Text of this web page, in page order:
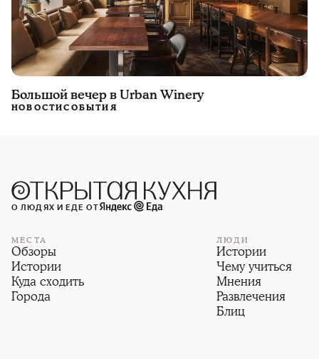
Большой вечер в Urban Winery
НОВОСТИСОБЫТИЯ
О ЛЮДЯХ И ЕДЕ ОТ
МЕСТА
Обзоры
Истории
Куда сходить
Города
ЛЮДИ
Истории
Чему учиться
Мнения
Развлечения
Блиц